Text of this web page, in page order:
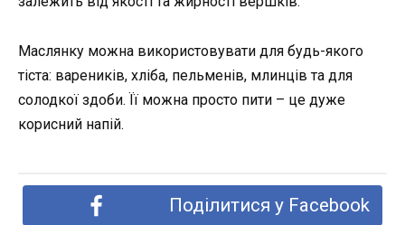
Маслянку можна використовувати для будь-якого
тіста: вареників, хліба, пельменів, млинців та для
солодкої здоби. Її можна просто пити – це дуже
корисний напій.
Поділитися у Facebook